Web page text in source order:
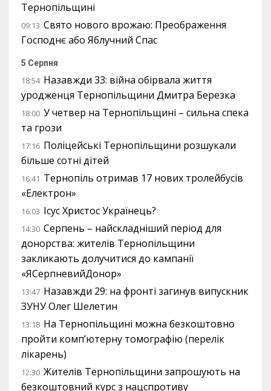
Тернопільщині
09:13 Свято нового врожаю: Преображення
Господнє або Яблучний Спас
5 Серпня
18:54 Назавжди 33: війна обірвала життя
уродженця Тернопільщини Дмитра Березка
18:00 У четвер на Тернопільщині – сильна спека
та грози
17:16 Поліцейські Тернопільщини розшукали
більше сотні дітей
16:41 Тернопіль отримав 17 нових тролейбусів
«Електрон»
16:03 Ісус Христос Українець?
14:30 Серпень – найскладніший період для
донорства: жителів Тернопільщини
закликають долучитися до кампанії
«ЯСерпневийДонор»
13:47 Назавжди 29: на фронті загинув випускник
ЗУНУ Олег Шелетин
13:18 На Тернопільщині можна безкоштовно
пройти комп’ютерну томографію (перелік
лікарень)
12:30 Жителів Тернопільщини запрошують на
безкоштовний курс з нацспротиву